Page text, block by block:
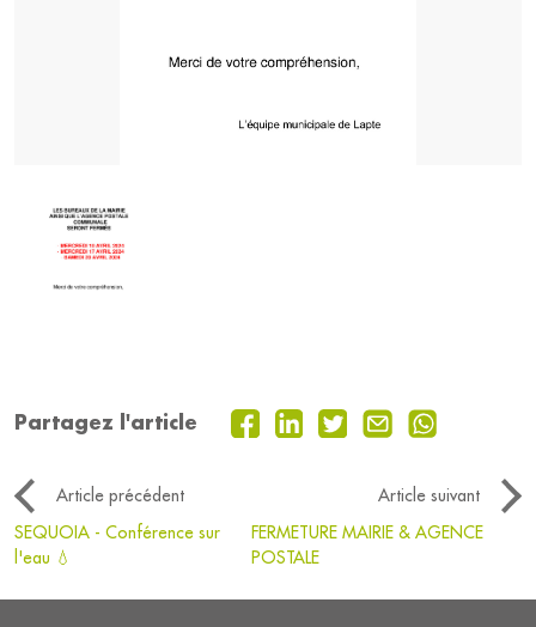
Partagez l'article
Article précédent
Article suivant
SEQUOIA - Conférence sur
l'eau 💧
FERMETURE MAIRIE & AGENCE
POSTALE